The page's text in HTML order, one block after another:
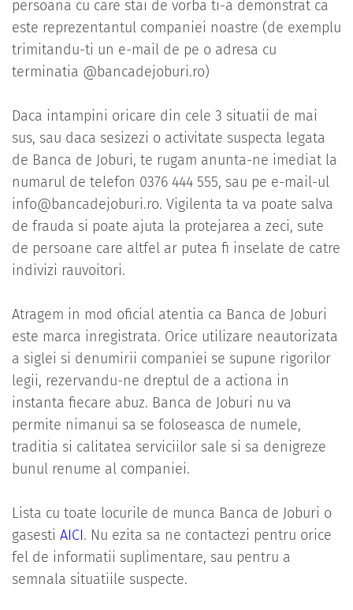
persoana cu care stai de vorba ti-a demonstrat ca
este reprezentantul companiei noastre (de exemplu
trimitandu-ti un e-mail de pe o adresa cu
terminatia @bancadejoburi.ro)
Daca intampini oricare din cele 3 situatii de mai
sus, sau daca sesizezi o activitate suspecta legata
de Banca de Joburi, te rugam anunta-ne imediat la
numarul de telefon 0376 444 555, sau pe e-mail-ul
info@bancadejoburi.ro. Vigilenta ta va poate salva
de frauda si poate ajuta la protejarea a zeci, sute
de persoane care altfel ar putea fi inselate de catre
indivizi rauvoitori.
Atragem in mod oficial atentia ca Banca de Joburi
este marca inregistrata. Orice utilizare neautorizata
a siglei si denumirii companiei se supune rigorilor
legii, rezervandu-ne dreptul de a actiona in
instanta fiecare abuz. Banca de Joburi nu va
permite nimanui sa se foloseasca de numele,
traditia si calitatea serviciilor sale si sa denigreze
bunul renume al companiei.
Lista cu toate locurile de munca Banca de Joburi o
gasesti AICI. Nu ezita sa ne contactezi pentru orice
fel de informatii suplimentare, sau pentru a
semnala situatiile suspecte.